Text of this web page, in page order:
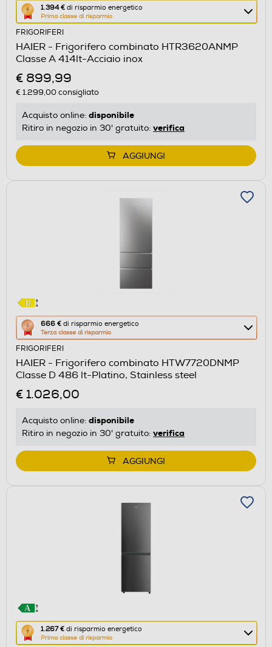
1.394 € di risparmio energetico
Prima classe di risparmio
Questa
azione
aprirà
il
Calcolatore
di
risparmio
energetico
di
FRIGORIFERI
HAIER - Frigorifero combinato HTR3620ANMP
Classe A 414lt-Acciaio inox
€ 899,99
€ 1.299,00consigliato
Acquisto online: disponibile
Ritiro in negozio in 30' gratuito: verifica
AGGIUNGI
666 € di risparmio energetico
Terza classe di risparmio
Questa
azione
aprirà
il
Calcolatore
di
energetico
di
Youreko.
FRIGORIFERI
HAIER - Frigorifero combinato HTW7720DNMP
Classe D 486 lt-Platino, Stainless steel
€ 1.026,00
Acquisto online: disponibile
Ritiro in negozio in 30' gratuito: verifica
AGGIUNGI
1.267 € di risparmio energetico
Prima classe di risparmio
Questa
azione